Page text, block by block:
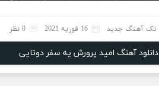
تک آهنگ جدید 16 فوریه 2021 0 نظر
دانلود آهنگ امید پرورش یه سفر دوتایی